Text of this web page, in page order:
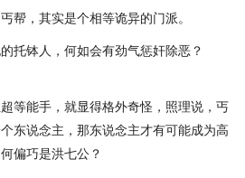
帮，其实是个相等诡异的门派。
托钵人，何如会有劲气惩奸除恶？
等能手，就显得格外奇怪，照理说，丐
东说念主，那东说念主才有可能成为高
偏巧是洪七公？